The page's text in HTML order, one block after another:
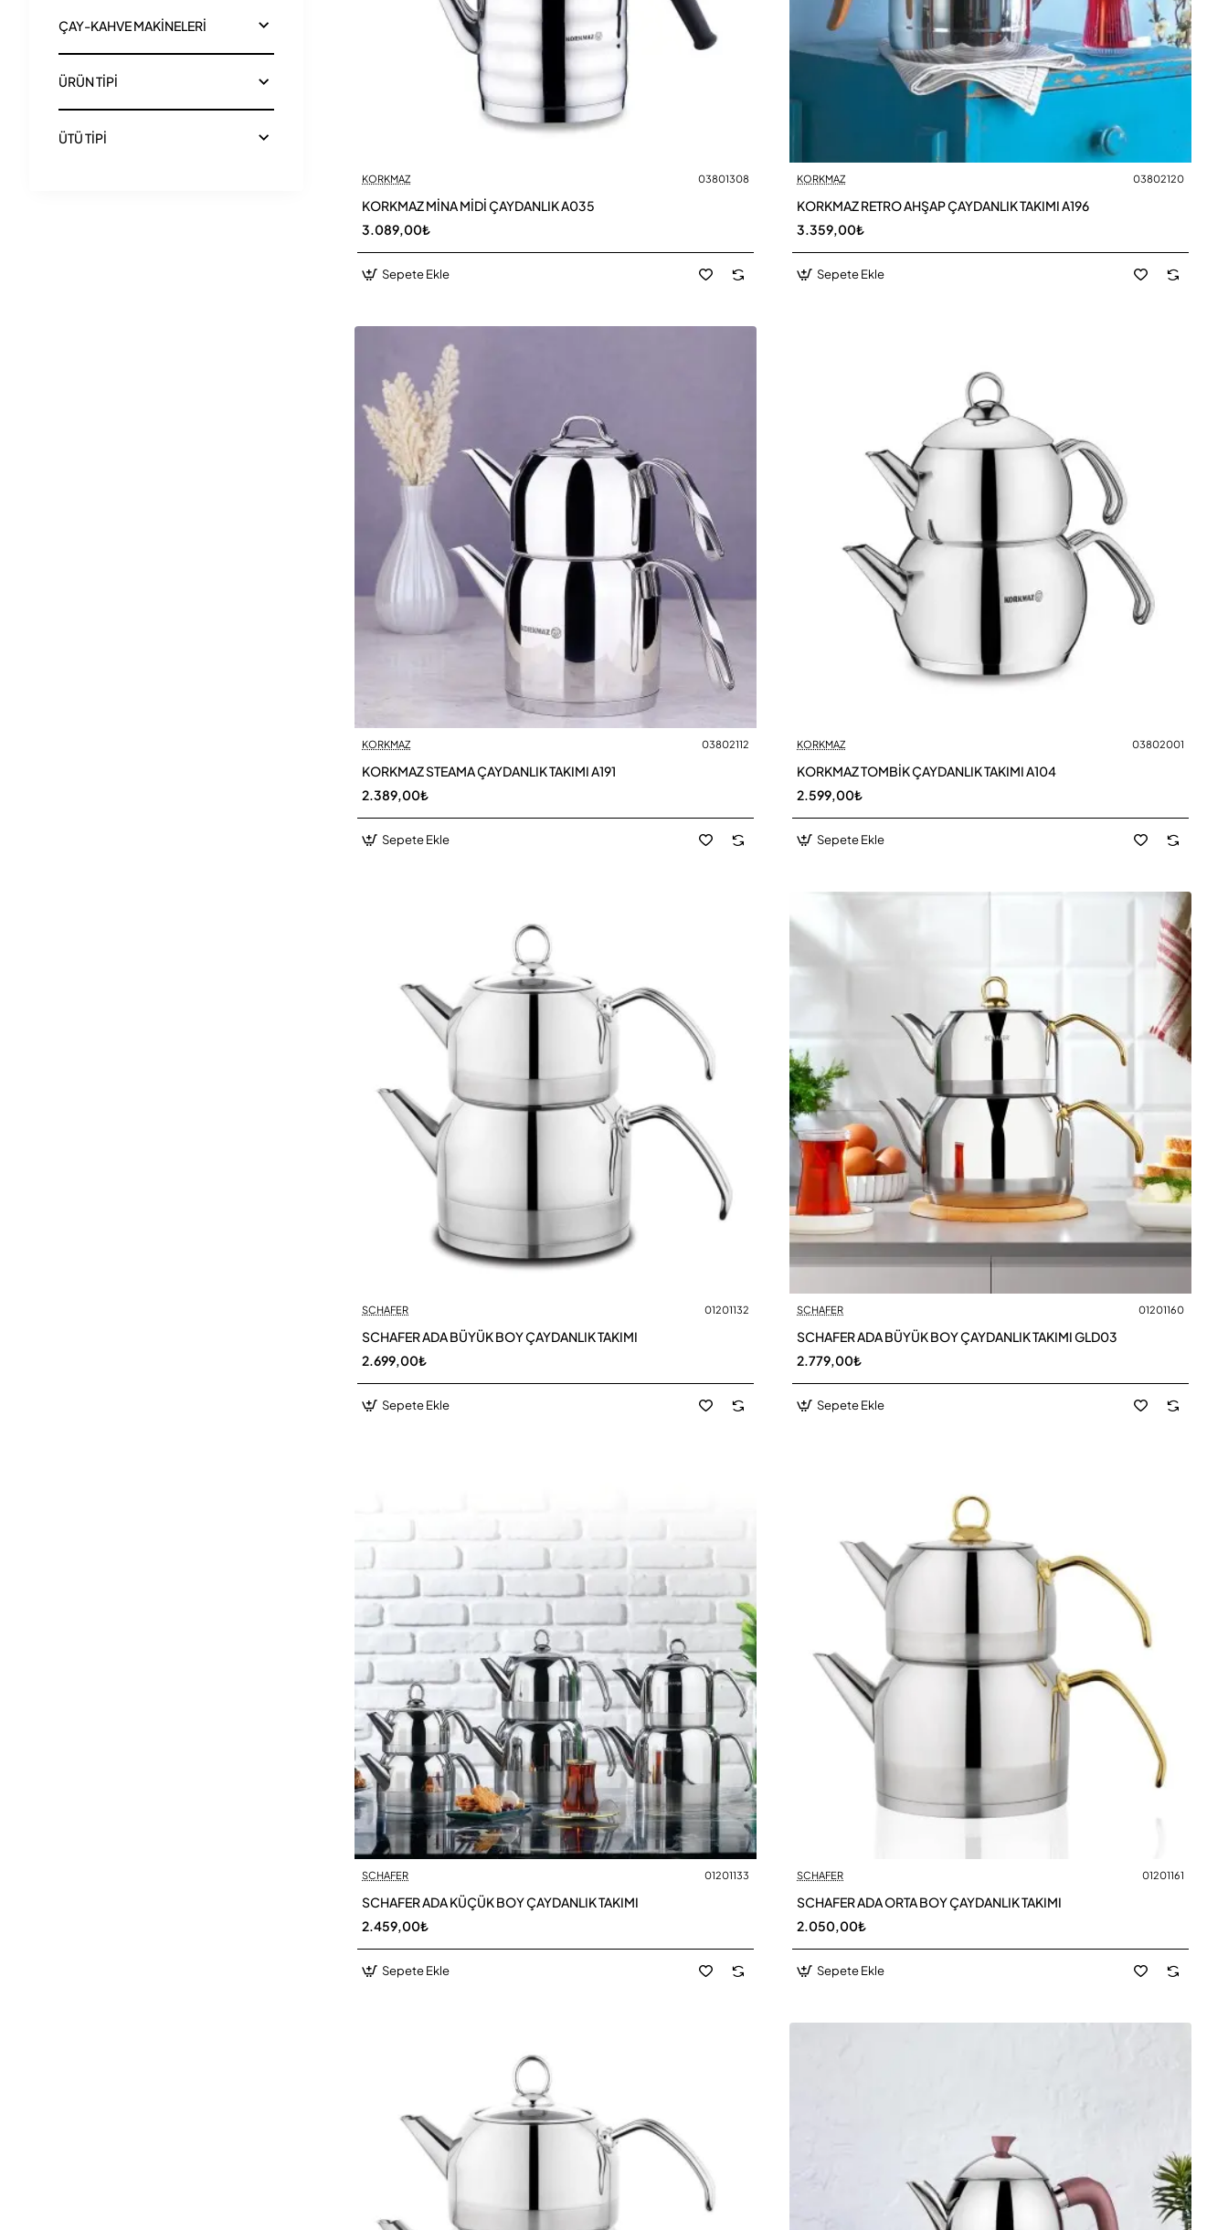
ÇAY-KAHVE MAKİNELERİ
ÜRÜN TİPİ
ÜTÜ TİPİ
KORKMAZ 03801308
KORKMAZ MİNA MİDİ ÇAYDANLIK A035
3.089,00₺
Sepete Ekle
KORKMAZ 03802120
KORKMAZ RETRO AHŞAP ÇAYDANLIK TAKIMI A196
3.359,00₺
Sepete Ekle
KORKMAZ 03802112
KORKMAZ STEAMA ÇAYDANLIK TAKIMI A191
2.389,00₺
Sepete Ekle
KORKMAZ 03802001
KORKMAZ TOMBİK ÇAYDANLIK TAKIMI A104
2.599,00₺
Sepete Ekle
SCHAFER 01201132
SCHAFER ADA BÜYÜK BOY ÇAYDANLIK TAKIMI
2.699,00₺
Sepete Ekle
SCHAFER 01201160
SCHAFER ADA BÜYÜK BOY ÇAYDANLIK TAKIMI GLD03
2.779,00₺
Sepete Ekle
SCHAFER 01201133
SCHAFER ADA KÜÇÜK BOY ÇAYDANLIK TAKIMI
2.459,00₺
Sepete Ekle
SCHAFER 01201161
SCHAFER ADA ORTA BOY ÇAYDANLIK TAKIMI
2.050,00₺
Sepete Ekle